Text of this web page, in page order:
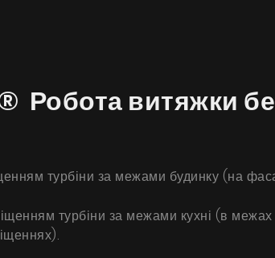
Технічна підтримка
Віртуальний салон
Робота витяжки
турбіни за межами будинку (на
турбіни за межами кухні (в межах